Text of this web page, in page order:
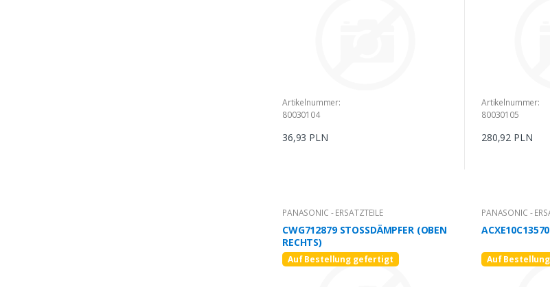
Artikelnummer:
80030104
36,93 PLN
Artikelnummer:
80030105
280,92 PLN
PANASONIC - ERSATZTEILE
CWG712879 STOSSDÄMPFER (OBEN
RECHTS)
Auf Bestellung gefertigt
PANASONIC -
Auf